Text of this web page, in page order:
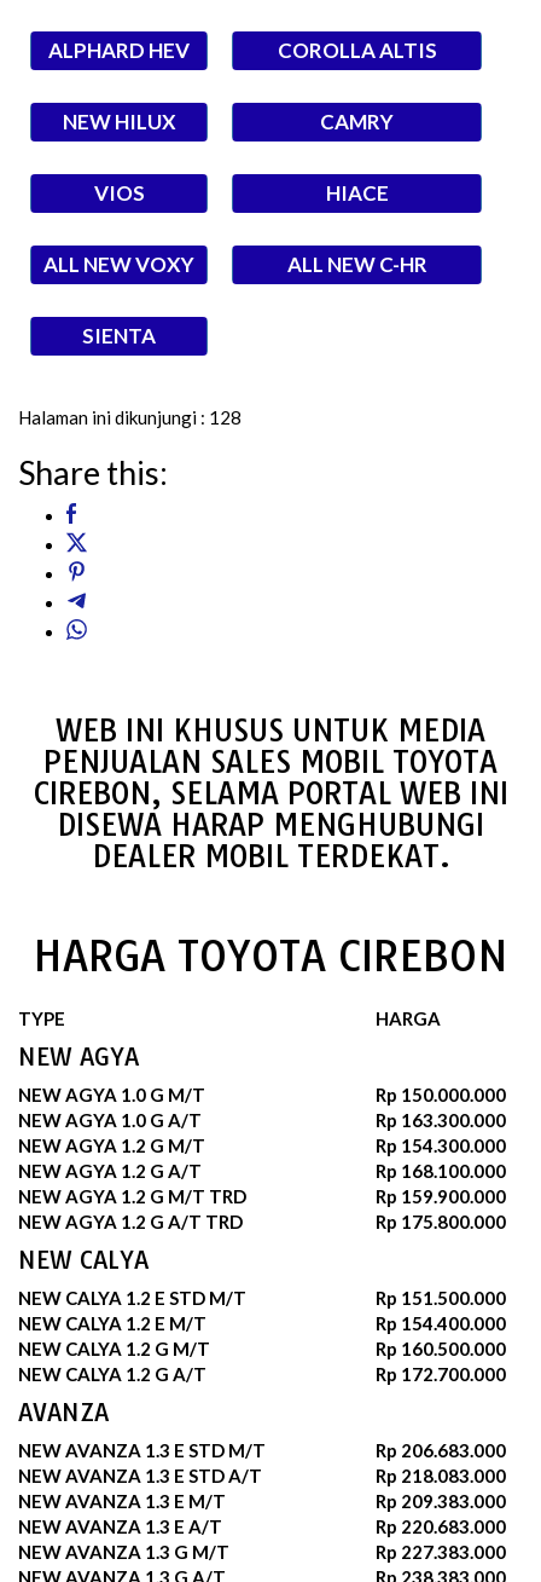
ALPHARD HEV COROLLA ALTIS
NEW HILUX CAMRY
VIOS HIACE
ALL NEW VOXY ALL NEW C-HR
SIENTA
Halaman ini dikunjungi : 128
Share this:
WEB INI KHUSUS UNTUK MEDIA
PENJUALAN SALES MOBIL TOYOTA
CIREBON, SELAMA PORTAL WEB INI
DISEWA HARAP MENGHUBUNGI
DEALER MOBIL TERDEKAT.
HARGA TOYOTA CIREBON
TYPE HARGA
NEW AGYA
NEW AGYA 1.0 G M/T
Rp 150.000.000
NEW AGYA 1.0 G A/T
Rp 163.300.000
NEW AGYA 1.2 G M/T
Rp 154.300.000
NEW AGYA 1.2 G A/T
Rp 168.100.000
NEW AGYA 1.2 G M/T TRD
Rp 159.900.000
NEW AGYA 1.2 G A/T TRD
Rp 175.800.000
NEW CALYA
NEW CALYA 1.2 E STD M/T
Rp 151.500.000
NEW CALYA 1.2 E M/T
Rp 154.400.000
NEW CALYA 1.2 G M/T
Rp 160.500.000
NEW CALYA 1.2 G A/T
Rp 172.700.000
AVANZA
NEW AVANZA 1.3 E STD M/T
Rp 206.683.000
NEW AVANZA 1.3 E STD A/T
Rp 218.083.000
NEW AVANZA 1.3 E M/T
Rp 209.383.000
NEW AVANZA 1.3 E A/T
Rp 220.683.000
NEW AVANZA 1.3 G M/T
Rp 227.383.000
NEW AVANZA 1.3 G A/T
Rp 238.383.000